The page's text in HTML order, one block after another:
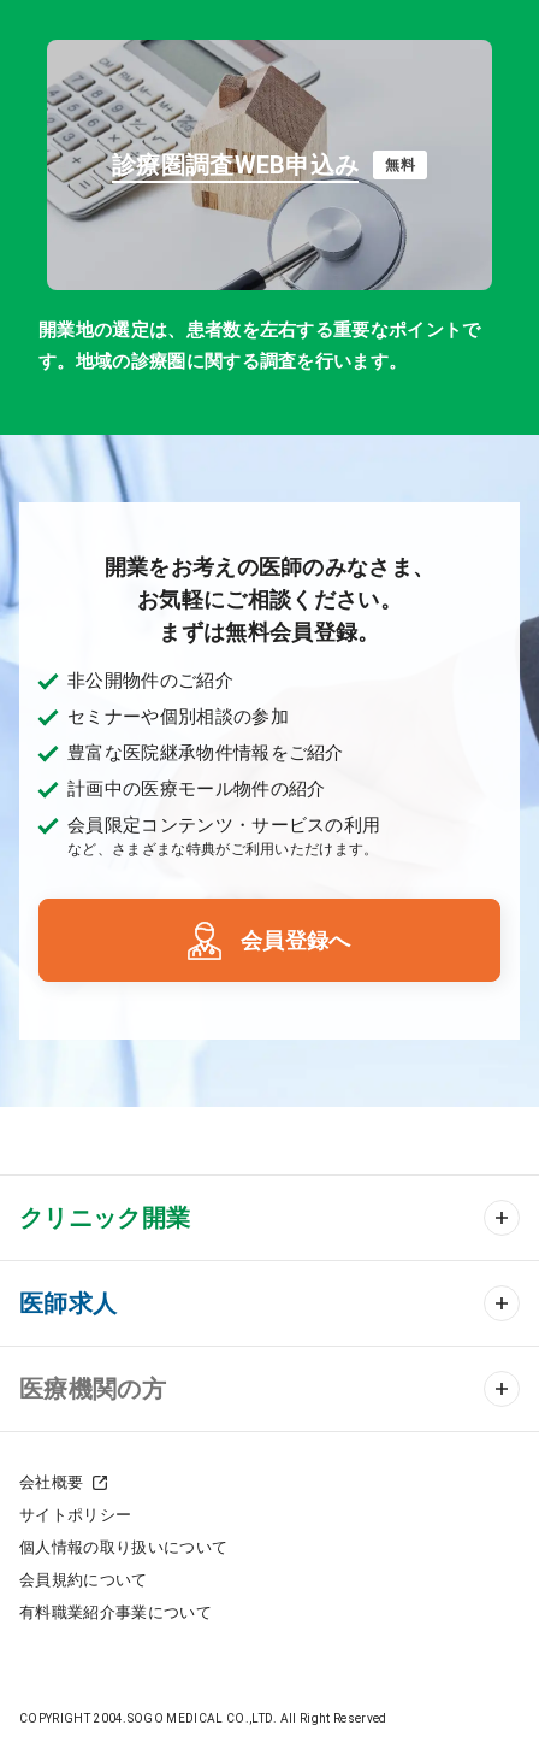
診療圏調査WEB申込み 無料
開業地の選定は、患者数を左右する重要なポイントで
す。地域の診療圏に関する調査を行います。
開業をお考えの医師のみなさま、
お気軽にご相談ください。
まずは無料会員登録。
非公開物件のご紹介
セミナーや個別相談の参加
豊富な医院継承物件情報をご紹介
計画中の医療モール物件の紹介
会員限定コンテンツ・サービスの利用
など、さまざまな特典がご利用いただけます。
会員登録へ
クリニック開業
クリニック開業 TOP
クリニック物件検索
クリニックの開業スタイル
クリニック開業までの流れ
開業支援事例
医師求人
医師求人 TOP
常勤求人検索
非常勤求人検索
スポット求人検索
医療機関の方
採用をお考えの医療機関の方
会社概要
サイトポリシー
個人情報の取り扱いについて
会員規約について
有料職業紹介事業について
COPYRIGHT 2004.SOGO MEDICAL CO.,LTD. All Right Reserved